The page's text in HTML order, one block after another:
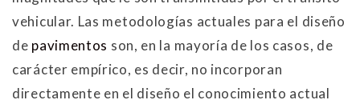
vehicular. Las metodologías actuales para el diseño
de pavimentos son, en la mayoría de los casos, de
carácter empírico, es decir, no incorporan
directamente en el diseño el conocimiento actual